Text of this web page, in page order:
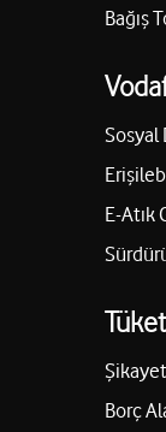
Bağış
Sosyal
E-Atık
Borç